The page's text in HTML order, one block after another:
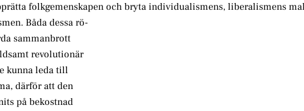
folkgemenskapen och bryta individualismens, liberalismens
Båda dessa rö-
sammanbrott
revolutionär
kunna leda till
därför att den
på bekostnad